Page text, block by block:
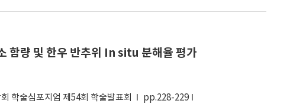
함량 및 한우 반추위 In situ 분해율 평가
학술심포지엄 제54회 학술발표회
pp.228-229